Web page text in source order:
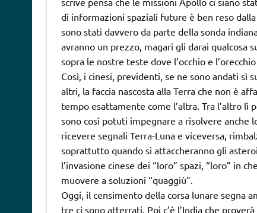
di informazioni spaziali future è ben reso
sono stati davvero da parte della sonda
avranno un prezzo, magari gli darai qualcosa
sopra le nostre teste dove l’occhio e
Così, i cinesi, previdenti, se ne sono andati sì
altri, la faccia nascosta alla Terra che non è
tempo esattamente come l’altra. Tra l’altro lì
sono così potuti impegnare a risolvere anche
ricevere segnali Terra-Luna e viceversa,
soprattutto quando si attaccheranno gli
l’invasione cinese dei “loro” spazi, “loro” in
muovere a soluzioni “quaggiù”.
Oggi, il censimento della corsa lunare segna
tre ci sono atterrati. Poi c’è l’India che